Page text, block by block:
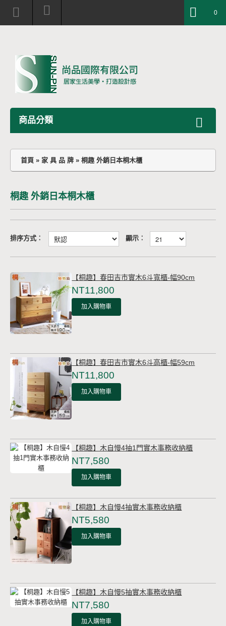
0
商品分類
首頁 » 家 具 品 牌 » 桐趣 外銷日本桐木櫃
桐趣 外銷日本桐木櫃
排序方式︰ 顯示︰
【桐趣】春田吉市實木6斗寬櫃-幅90cm
NT11,800
加入購物車
【桐趣】春田吉市實木6斗高櫃-幅59cm
NT11,800
加入購物車
【桐趣】木自慢4抽1門實木事務收納櫃
NT7,580
加入購物車
【桐趣】木自慢4抽實木事務收納櫃
NT5,580
加入購物車
【桐趣】木自慢5抽實木事務收納櫃
NT7,580
加入購物車